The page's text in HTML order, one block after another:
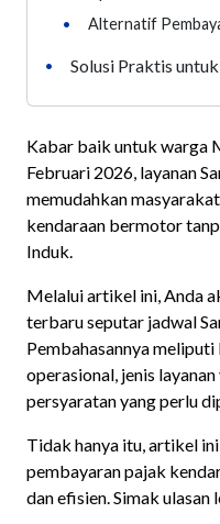
•
Alternatif
• Solusi Praktis
Kabar baik untuk warga
Februari 2026, layanan
memudahkan
kendaraan bermotor
Induk.
Melalui artikel ini, Anda
terbaru seputar jadwal
Pembahasannya
operasional, jenis
persyaratan yang perlu
Tidak hanya itu, artikel
pembayaran pajak
dan efisien. Simak ulasan